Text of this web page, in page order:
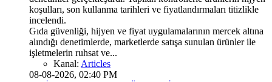
koşulları, son kullanma tarihleri ve fiyatlandırmaları titizlikle
incelendi.
Gıda güvenliği, hijyen ve fiyat uygulamalarının mercek altına
alındığı denetimlerde, marketlerde satışa sunulan ürünler ile
işletmelerin ruhsat ve...
Kanal: Articles
08-08-2026, 02:40 PM